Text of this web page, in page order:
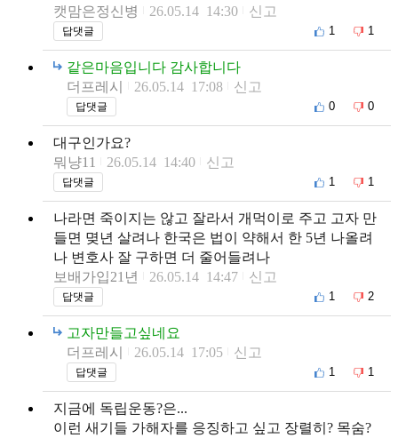
캣맘은정신병
26.05.14 14:30 신고
답댓글 1 1
같은마음입니다 감사합니다
더프레시
26.05.14 17:08 신고
답댓글 0 0
대구인가요?
뭐냥11
26.05.14 14:40 신고
답댓글 1 1
나라면 죽이지는 않고 잘라서 개먹이로 주고 고자 만
들면 몆년 살려나 한국은 법이 약해서 한 5년 나올려
나 변호사 잘 구하면 더 줄어들려나
보배가입21년
26.05.14 14:47 신고
답댓글 1 2
고자만들고싶네요
더프레시
26.05.14 17:05 신고
답댓글 1 1
지금에 독립운동?은...
이런 새기들 가해자를 응징하고 싶고 장렬히? 목숨?